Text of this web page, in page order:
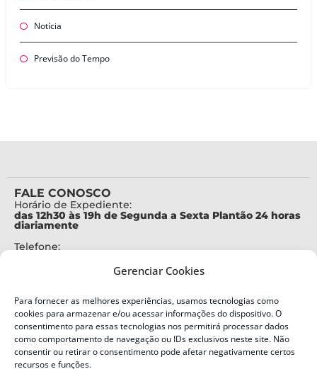
Gerenciar Cookies
Para fornecer as melhores experiências, usamos tecnologias como
cookies para armazenar e/ou acessar informações do dispositivo. O
consentimento para essas tecnologias nos permitirá processar dados
como comportamento de navegação ou IDs exclusivos neste site. Não
consentir ou retirar o consentimento pode afetar negativamente certos
recursos e funções.
Notícia
Previsão do Tempo
FALE CONOSCO
Horário de Expediente:
das 12h30 às 19h de Segunda a Sexta Plantão 24 horas
diariamente
Telefone:
Alertas Defesa Civil:
SMS 40199
ENDEREÇO
Defesa Civil do Estado de Santa Catarina